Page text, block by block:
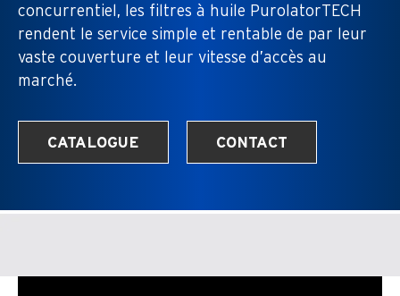
concurrentiel, les filtres à huile PurolatorTECH
rendent le service simple et rentable de par leur
vaste couverture et leur vitesse d’accès au
marché.
CATALOGUE CONTACT